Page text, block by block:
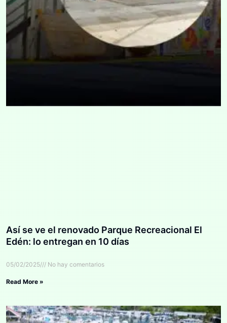
Así se ve el renovado Parque Recreacional El
Edén: lo entregan en 10 días
05/02/2025 No hay comentarios
Read More »